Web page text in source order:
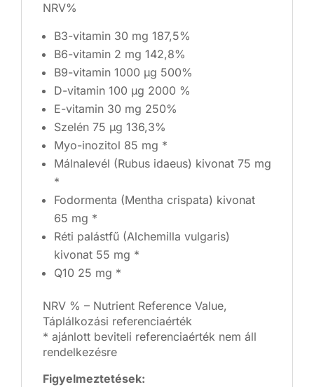
NRV%
B3-vitamin 30 mg 187,5%
B6-vitamin 2 mg 142,8%
B9-vitamin 1000 µg 500%
D-vitamin 100 µg 2000 %
E-vitamin 30 mg 250%
Szelén 75 µg 136,3%
Myo-inozitol 85 mg *
Málnalevél (Rubus idaeus) kivonat 75 mg
*
Fodormenta (Mentha crispata) kivonat
65 mg *
Réti palástfű (Alchemilla vulgaris)
kivonat 55 mg *
Q10 25 mg *
NRV % – Nutrient Reference Value,
Táplálkozási referenciaérték
* ajánlott beviteli referenciaérték nem áll
rendelkezésre
Figyelmeztetések: